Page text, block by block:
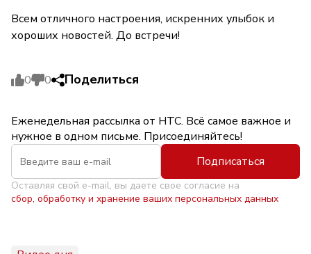
Всем отличного настроения, искренних улыбок и
хороших новостей. До встречи!
0 0 Поделиться
Еженедельная рассылка от НТС. Всё самое важное и
нужное в одном письме. Присоединяйтесь!
Подписаться
Оставляя свой e-mail, вы даете свое согласие на
сбор, обработку и хранение ваших персональных данных